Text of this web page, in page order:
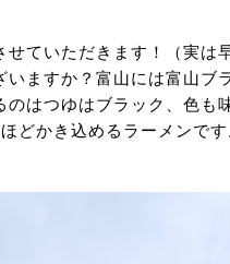
ていただきます！（実は
ますか？富山には富山ブ
はつゆはブラック、色も
どかき込めるラーメンです